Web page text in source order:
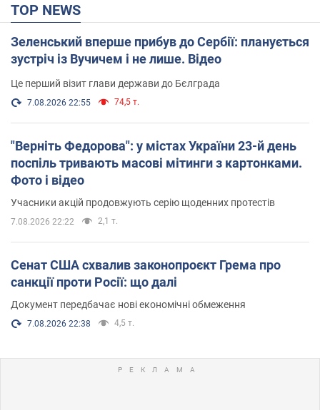
TOP NEWS
Зеленський вперше прибув до Сербії: планується
зустріч із Вучичем і не лише. Відео
Це перший візит глави держави до Бєлграда
7.08.2026 22:55 74,5 т.
"Верніть Федорова": у містах України 23-й день
поспіль тривають масові мітинги з картонками.
Фото і відео
Учасники акцій продовжують серію щоденних протестів
7.08.2026 22:22 2,1 т.
Сенат США схвалив законопроєкт Грема про
санкції проти Росії: що далі
Документ передбачає нові економічні обмеження
7.08.2026 22:38 4,5 т.